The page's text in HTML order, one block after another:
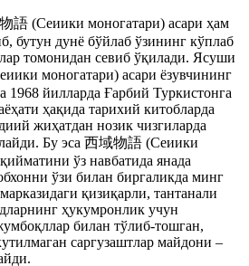
語 (Сеиики моногатари) асари ҳам
бутун дунё бўйлаб ўзининг кўплаб
томонидан севиб ўқилади. Ясуши
моногатари) асари ёзувчининг
1968 йилларда Ғарбий Туркистонга
ҳақида тарихий китобларда
жиҳатдан нозик чизгиларда
Бу эса 西域物語 (Сеиики
ўз навбатида янада
ўзи билан биргаликда минг
қизиқарли, тантанали
ҳукумронлик учун
билан тўлиб-тошган,
саргузаштлар майдони –